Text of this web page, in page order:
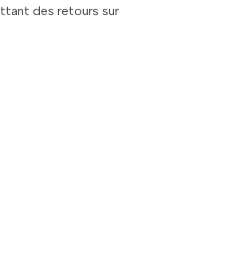
des retours sur